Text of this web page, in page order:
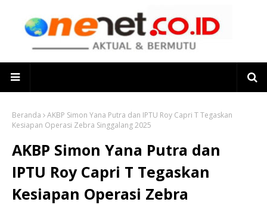
Beranda
AKBP Simon Yana Putra dan IPTU Roy Capri T Tegaskan
Kesiapan Operasi Zebra Singgalang 2025
AKBP Simon Yana Putra dan
IPTU Roy Capri T Tegaskan
Kesiapan Operasi Zebra